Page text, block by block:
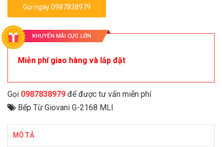
Gọi ngay 0987838979
KHUYẾN MÃI CỰC LỚN
Miễn phí giao hàng và lắp đặt
Gọi 0987838979 để được tư vấn miễn phí
Bếp Từ Giovani G-2168 MLI
MÔ TẢ